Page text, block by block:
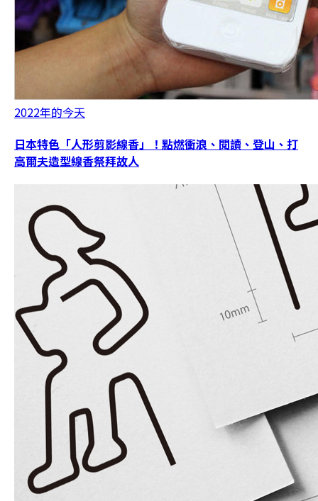
2022年的今天
日本特色「人形剪影線香」！點燃衝浪、閱讀、登山、打
高爾夫造型線香祭拜故人